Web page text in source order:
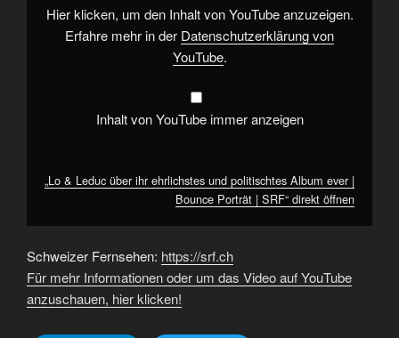
politischtes
Album
Hier klicken, um den Inhalt von YouTube anzuzeigen.
Erfahre mehr in der Datenschutzerklärung von
YouTube.
Inhalt von YouTube immer anzeigen
„Lo & Leduc über ihr ehrlichstes und politischtes Album ever |
Bounce Porträt | SRF“ direkt öffnen
Schweizer Fernsehen: https://srf.ch
Für mehr Informationen oder um das Video auf YouTube
anzuschauen, hier klicken!